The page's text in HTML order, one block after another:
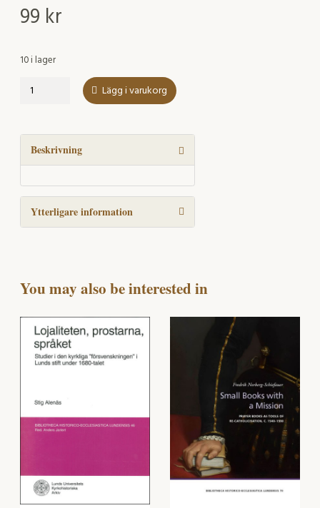
99 kr
10 i lager
Ein
die
Kirche
mängd
Lägg i varukorg
Beskrivning
Ytterligare information
You may also be interested in